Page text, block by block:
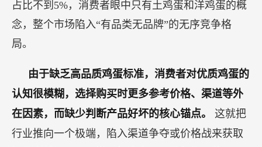
占比不到5%，消费者眼中只有土鸡蛋和洋鸡蛋的概
念，整个市场陷入“有品类无品牌”的无序竞争格
局。
由于缺乏高品质鸡蛋标准，消费者对优质鸡蛋的
认知很模糊，选择购买时更多参考价格、渠道等外
在因素，而缺少判断产品好坏的核心锚点。 这就把
行业推向一个极端，陷入渠道争夺或价格战来获取